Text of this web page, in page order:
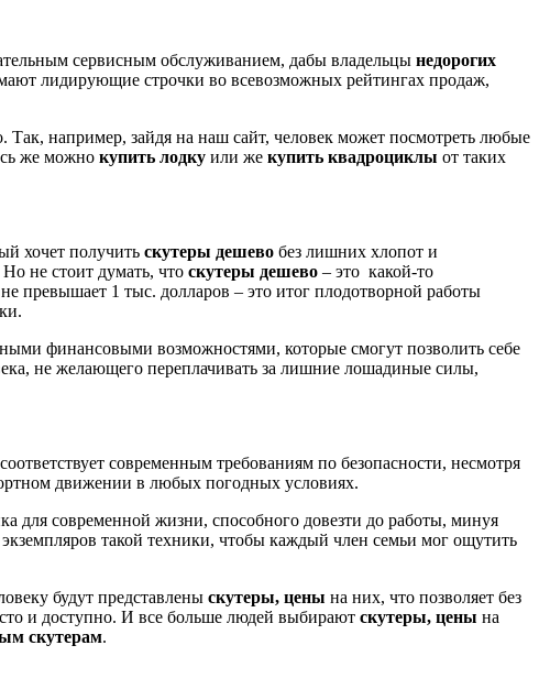
сервисным обслуживанием, дабы владельцы недорогих
лидирующие строчки во всевозможных рейтингах продаж,
Так, например, зайдя на наш сайт, человек может посмотреть любые
же можно купить лодку или же купить квадроциклы от таких
хочет получить скутеры дешево без лишних хлопот и
не стоит думать, что скутеры дешево – это какой-то
превышает 1 тыс. долларов – это итог плодотворной работы
финансовыми возможностями, которые смогут позволить себе
не желающего переплачивать за лишние лошадиные силы,
современным требованиям по безопасности, несмотря
движении в любых погодных условиях.
для современной жизни, способного довезти до работы, минуя
такой техники, чтобы каждый член семьи мог ощутить
будут представлены скутеры, цены на них, что позволяет без
и доступно. И все больше людей выбирают скутеры, цены на
скутерам.